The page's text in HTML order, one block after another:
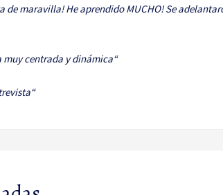
de maravilla! He aprendido MUCHO! Se
muy centrada y dinámica“